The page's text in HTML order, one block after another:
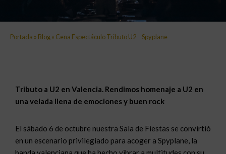
Portada » Blog» Cena Espectáculo Tributo U2 – Spyplane
Tributo a U2 en Valencia. Rendimos homenaje a U2 en
una velada llena de emociones y buen rock
El sábado 6 de octubre nuestra Sala de Fiestas se convirtió
en un escenario privilegiado para acoger a Spyplane, la